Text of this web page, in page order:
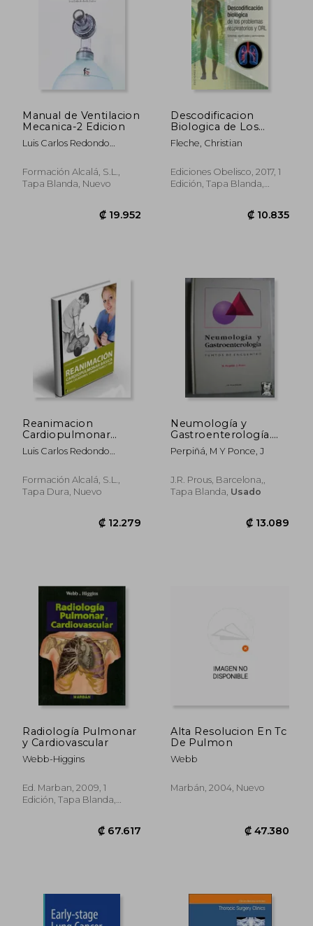
₡ 39.777 ₡
Manual de Ventilacion
Mecanica-2 Edicion
Luis Carlos Redondo
Formación Alcalá, S.L.,
Tapa Blanda, Nuevo
₡ 19.952
Descodificacion
Biologica de Los
Problemas
Respiratorios
Fleche, Christian
Ediciones Obelisco, 2017, 1
Edición, Tapa Blanda,
₡
Reanimacion
Cardiopulmonar
Basica
(Urgencias.Emergencias)
Luis Carlos Redondo
Formación Alcalá, S.L.,
Tapa Dura, Nuevo
Neumología y
Gastroenterología.
Puntos de Encuentro
Perpiñá, M Y Ponce, J
J.R. Prous, Barcelona,,
Tapa Blanda, Usado
Radiología Pulmonar
y Cardiovascular
Webb-Higgins
Ed. Marban, 2009, 1
Edición, Tapa Blanda,
Alta Resolucion En Tc
De Pulmon
Webb
Marbán, 2004, Nuevo